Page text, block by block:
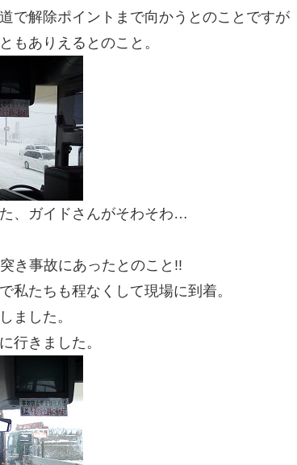
で解除ポイントまで向かうとのことですが
もありえるとのこと。
、ガイドさんがそわそわ…
き事故にあったとのこと!!
私たちも程なくして現場に到着。
ました。
行きました。